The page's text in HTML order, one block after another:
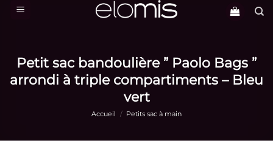
Passer
Petit sac bandoulière ” Paolo Bags ”
arrondi à triple compartiments – Bleu
vert
Accueil / Petits sac à main